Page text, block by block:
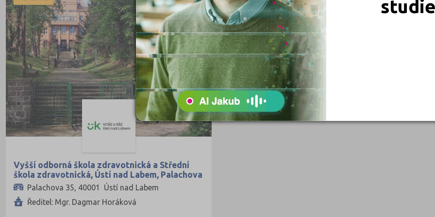
Blansko (1)
Brno-město (9)
Břeclav (1)
Česká Lípa (1)
České Budějovice (5)
Děčín (2)
Domažlice (1)
Pedagogické
Informatické
Dopravní
Grafické
Hotelnictví a cestovní ruch
Humanitní
Obchod, podnikání, služby
Policejní a vojenské
Právní
Sportovní
Technické
Vyšší odborná škola zdravotnická a Střední
škola zdravotnická, Ústí nad Labem, Palachova
35, příspěvková organizace
Palachova 35, 40001 Ústí nad Labem
Ředitel: Mgr. Dagmar Horáková